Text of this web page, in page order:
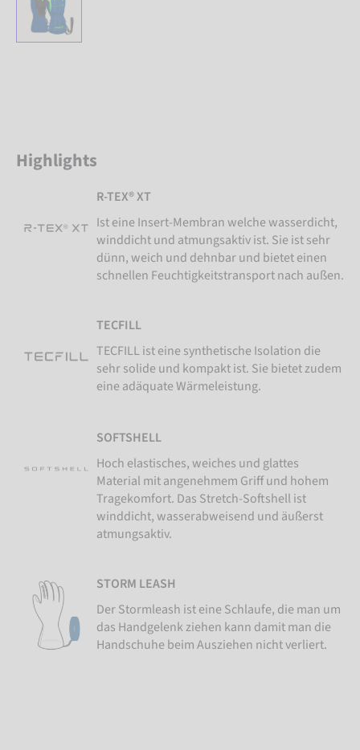
Highlights
R-TEX® XT
Ist eine Insert-Membran welche wasserdicht,
winddicht und atmungsaktiv ist. Sie ist sehr
dünn, weich und dehnbar und bietet einen
schnellen Feuchtigkeitstransport nach außen.
TECFILL
TECFILL ist eine synthetische Isolation die
sehr solide und kompakt ist. Sie bietet zudem
eine adäquate Wärmeleistung.
SOFTSHELL
Hoch elastisches, weiches und glattes
Material mit angenehmem Griff und hohem
Tragekomfort. Das Stretch-Softshell ist
winddicht, wasserabweisend und äußerst
atmungsaktiv.
STORM LEASH
Der Stormleash ist eine Schlaufe, die man um
das Handgelenk ziehen kann damit man die
Handschuhe beim Ausziehen nicht verliert.